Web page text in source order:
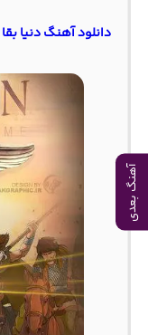
آهنگ بعدی
دانلود آهنگ دنیا